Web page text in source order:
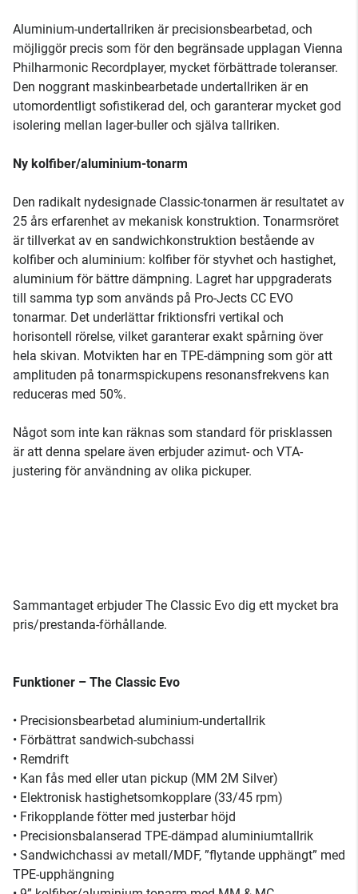
Aluminium-undertallriken är precisionsbearbetad, och
möjliggör precis som för den begränsade upplagan Vienna
Philharmonic Recordplayer, mycket förbättrade toleranser.
Den noggrant maskinbearbetade undertallriken är en
utomordentligt sofistikerad del, och garanterar mycket god
isolering mellan lager-buller och själva tallriken.
Ny kolfiber/aluminium-tonarm
Den radikalt nydesignade Classic-tonarmen är resultatet av
25 års erfarenhet av mekanisk konstruktion. Tonarmsröret
är tillverkat av en sandwichkonstruktion bestående av
kolfiber och aluminium: kolfiber för styvhet och hastighet,
aluminium för bättre dämpning. Lagret har uppgraderats
till samma typ som används på Pro-Jects CC EVO
tonarmar. Det underlättar friktionsfri vertikal och
horisontell rörelse, vilket garanterar exakt spårning över
hela skivan. Motvikten har en TPE-dämpning som gör att
amplituden på tonarmspickupens resonansfrekvens kan
reduceras med 50%.
Något som inte kan räknas som standard för prisklassen
är att denna spelare även erbjuder azimut- och VTA-
justering för användning av olika pickuper.
Sammantaget erbjuder The Classic Evo dig ett mycket bra
pris/prestanda-förhållande.
Funktioner – The Classic Evo
• Precisionsbearbetad aluminium-undertallrik
• Förbättrat sandwich-subchassi
• Remdrift
• Kan fås med eller utan pickup (MM 2M Silver)
• Elektronisk hastighetsomkopplare (33/45 rpm)
• Frikopplande fötter med justerbar höjd
• Precisionsbalanserad TPE-dämpad aluminiumtallrik
• Sandwichchassi av metall/MDF, ”flytande upphängt” med
TPE-upphängning